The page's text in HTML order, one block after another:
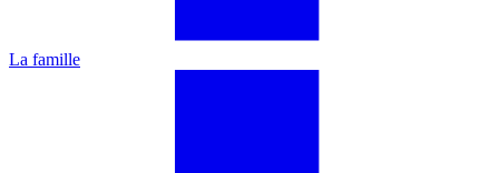
La famille